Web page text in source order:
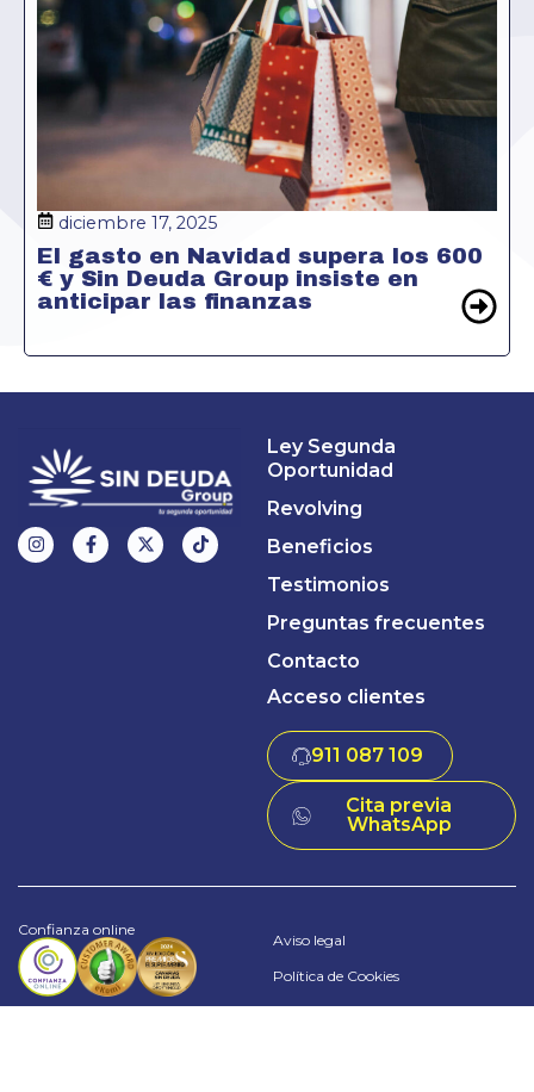
diciembre 17, 2025
El gasto en Navidad supera los 600
€ y Sin Deuda Group insiste en
anticipar las finanzas
Ley Segunda
Oportunidad
Revolving
Beneficios
Testimonios
Preguntas frecuentes
Contacto
Acceso clientes
911 087 109
Cita previa
WhatsApp
Confianza online
Aviso legal
Política de Cookies
Política de privacidad